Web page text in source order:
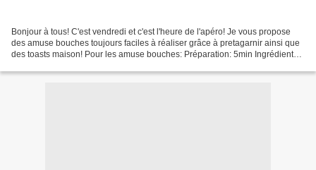
Bonjour à tous! C'est vendredi et c'est l'heure de l'apéro! Je vous propose
des amuse bouches toujours faciles à réaliser grâce à pretagarnir ainsi que
des toasts maison! Pour les amuse bouches: Préparation: 5min Ingrédients